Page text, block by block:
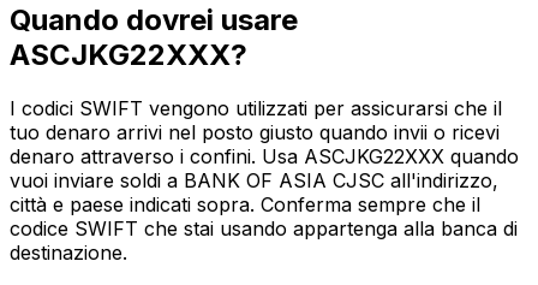
Quando dovrei usare
ASCJKG22XXX?
I codici SWIFT vengono utilizzati per assicurarsi che il
tuo denaro arrivi nel posto giusto quando invii o ricevi
denaro attraverso i confini. Usa ASCJKG22XXX quando
vuoi inviare soldi a BANK OF ASIA CJSC all'indirizzo,
città e paese indicati sopra. Conferma sempre che il
codice SWIFT che stai usando appartenga alla banca di
destinazione.